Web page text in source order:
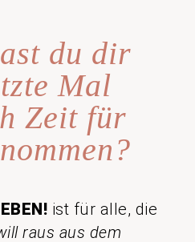
du dir
Mal
Zeit für
ist für alle, die
raus aus dem